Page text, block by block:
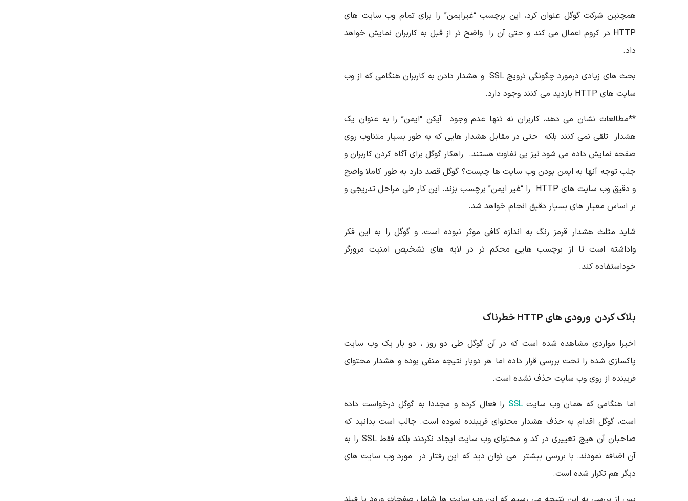
همچنین شرکت گوگل عنوان کرد، این برچسب “غیرایمن” را برای تمام وب سایت های
HTTP در کروم اعمال می کند و حتی آن را واضح تر از قبل به کاربران نمایش خواهد
داد.
بحث های زیادی درمورد چگونگی ترویج SSL و هشدار دادن به کاربران هنگامی که از وب
سایت های HTTP بازدید می کنند وجود دارد.
**مطالعات نشان می دهد، کاربران نه تنها عدم وجود آیکن “ایمن” را به عنوان یک
هشدار تلقی نمی کنند بلکه حتی در مقابل هشدار هایی که به طور بسیار متناوب روی
صفحه نمایش داده می شود نیز بی تفاوت هستند. راهکار گوگل برای آگاه کردن کاربران و
جلب توجه آنها به ایمن بودن وب سایت ها چیست؟ گوگل قصد دارد به طور کاملا واضح
و دقیق وب سایت های HTTP را “غیر ایمن” برچسب بزند. این کار طی مراحل تدریجی و
بر اساس معیار های بسیار دقیق انجام خواهد شد.
شاید مثلث هشدار قرمز رنگ به اندازه کافی موثر نبوده است، و گوگل را به این فکر
واداشته است تا از برچسب هایی محکم تر در لایه های تشخیص امنیت مرورگر
خوداستفاده کند.
بلاک کردن ورودی های HTTP خطرناک
اخیرا مواردی مشاهده شده است که در آن گوگل طی دو روز ، دو بار یک وب سایت
پاکسازی شده را تحت بررسی قرار داده اما هر دوبار نتیجه منفی بوده و هشدار محتوای
فریبنده از روی وب سایت حذف نشده است.
اما هنگامی که همان وب سایتSSL را فعال کرده و مجددا به گوگل درخواست داده
است، گوگل اقدام به حذف هشدار محتوای فریبنده نموده است. جالب است بدانید که
صاحبان آن هیچ تغییری در کد و محتوای وب سایت ایجاد نکردند بلکه فقط SSL را به
آن اضافه نمودند. با بررسی بیشتر می توان دید که این رفتار در مورد وب سایت های
دیگر هم تکرار شده است.